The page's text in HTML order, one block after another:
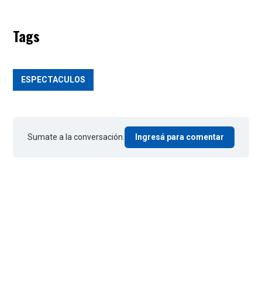
Tags
ESPECTACULOS
Sumate a la conversación. Ingresá para comentar